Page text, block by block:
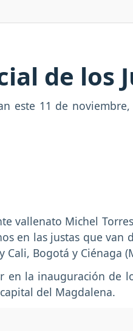
de los
este 11 de
vallenato Michel
en las justas que van
Bogotá y Ciénaga
en la inauguración de
del Magdalena.